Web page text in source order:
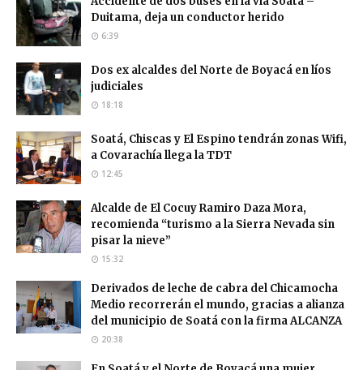
Duitama, deja un conductor herido
6:39
Dos ex alcaldes del Norte de Boyacá en líos
judiciales
18:18
Soatá, Chiscas y El Espino tendrán zonas Wifi,
a Covarachía llega la TDT
12:45
Alcalde de El Cocuy Ramiro Daza Mora,
recomienda “turismo a la Sierra Nevada sin
pisar la nieve”
15:32
Derivados de leche de cabra del Chicamocha
Medio recorrerán el mundo, gracias a alianza
del municipio de Soatá con la firma ALCANZA
20:38